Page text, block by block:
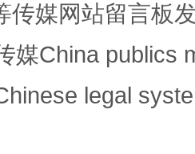
传媒网站留言板
媒China publics
legal